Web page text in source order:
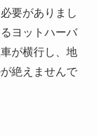
要がありまし
ヨットハーバ
が横行し、地
絶えませんで